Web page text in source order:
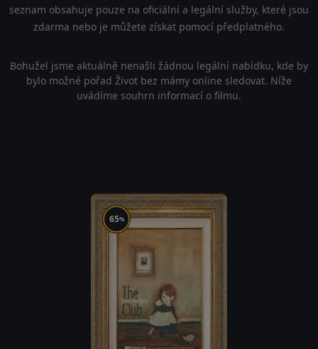
seznam obsahuje pouze na oficiální a legální služby, které jsou
zdarma nebo je můžete získat pomocí předplatného.
Bohužel jsme aktuálně nenašli žádnou legální nabídku, kde by
bylo možné pořad Život bez mámy online sledovat. Níže
uvádíme souhrn informací o filmu.
65%